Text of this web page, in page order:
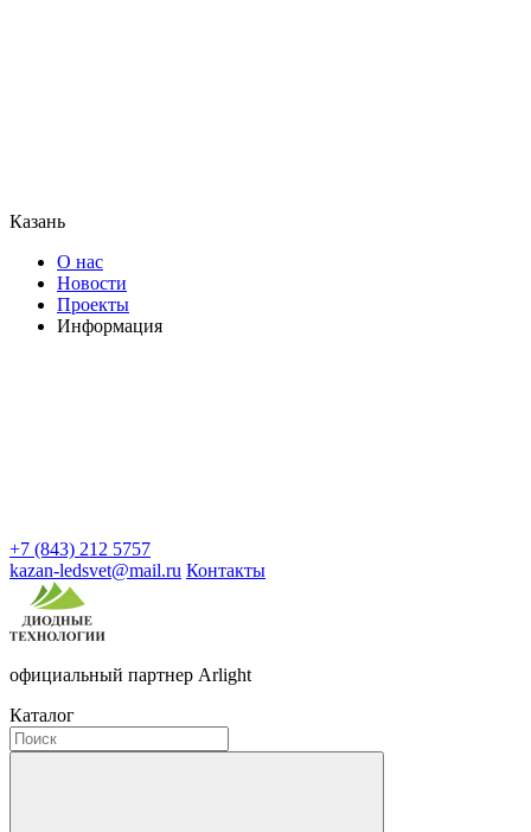
Казань
О нас
Новости
Проекты
Информация
+7 (843) 212 5757
kazan-ledsvet@mail.ru Контакты
официальный партнер Arlight
Каталог